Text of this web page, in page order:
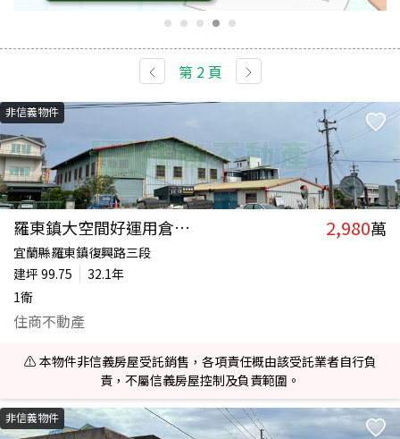
第 2頁
非信義物件
羅東鎮大空間好運用倉儲農舍 2,980萬
宜蘭縣羅東鎮復興路三段
建坪 99.75
32.1年
1衛
住商不動產
⚠️ 本物件非信義房屋受託銷售，各項責任概由該受託業者自行負
責，不屬信義房屋控制及負責範圍。
非信義物件